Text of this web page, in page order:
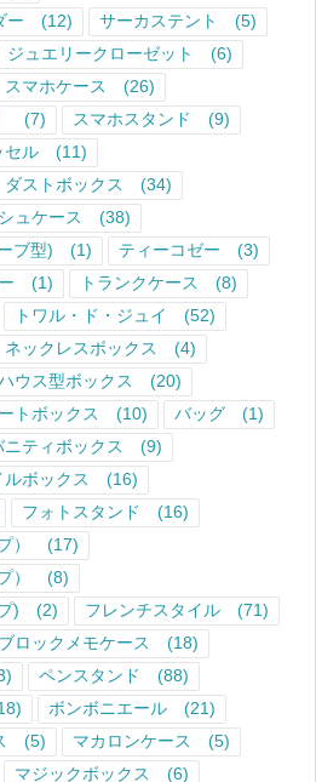
ー
(12) サーカステント
(5)
ジュエリークローゼット
(6)
スマホケース
(26)
(7) スマホスタンド
(9)
セル
(11)
ダストボックス
(34)
ュケース
(38)
ブ型)
(1) ティーコゼー
(3)
(1) トランクケース
(8)
トワル・ド・ジュイ
(52)
ネックレスボックス
(4)
ウス型ボックス
(20)
トボックス (10) バッグ
(1)
ニティボックス
(9)
ルボックス
(16)
フォトスタンド
(16)
）
(17)
）
(8)
)
(2) フレンチスタイル
(71)
ブロックメモケース
(18)
ペンスタンド
(88)
ボンボニエール
(21)
(5) マカロンケース
(5)
マジックボックス
(6)